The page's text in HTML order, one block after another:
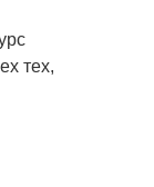
тех,